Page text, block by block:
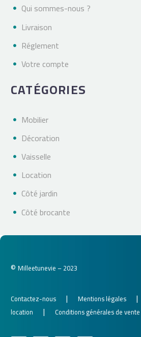
Qui sommes-nous ?
Livraison
Réglement
Votre compte
CATÉGORIES
Mobilier
Décoration
Vaisselle
Location
Côté jardin
Côté brocante
© Milleetunevie – 2023
Contactez-nous | Mentions légales |
location
| Conditions générales de vente